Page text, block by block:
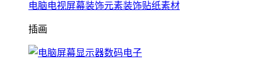
电脑电视屏幕装饰元素装饰贴纸素材
插画